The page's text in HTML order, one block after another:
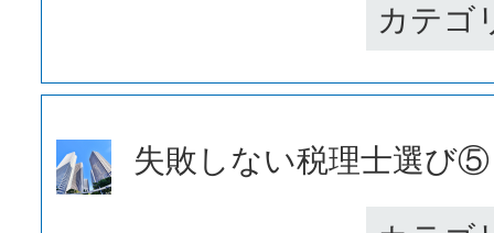
カテゴ
失敗しない税理士選び